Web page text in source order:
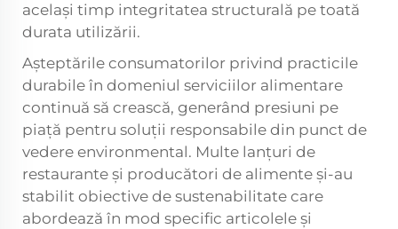
același timp integritatea structurală pe toată
durata utilizării.
Așteptările consumatorilor privind practicile
durabile în domeniul serviciilor alimentare
continuă să crească, generând presiuni pe
piață pentru soluții responsabile din punct de
vedere environmental. Multe lanțuri de
restaurante și producători de alimente și-au
stabilit obiective de sustenabilitate care
abordează în mod specific articolele și